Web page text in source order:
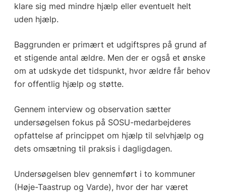
klare sig med mindre hjælp eller eventuelt helt
uden hjælp.
Baggrunden er primært et udgiftspres på grund af
et stigende antal ældre. Men der er også et ønske
om at udskyde det tidspunkt, hvor ældre får behov
for offentlig hjælp og støtte.
Gennem interview og observation sætter
undersøgelsen fokus på SOSU-medarbejderes
opfattelse af princippet om hjælp til selvhjælp og
dets omsætning til praksis i dagligdagen.
Undersøgelsen blev gennemført i to kommuner
(Høje-Taastrup og Varde), hvor der har været